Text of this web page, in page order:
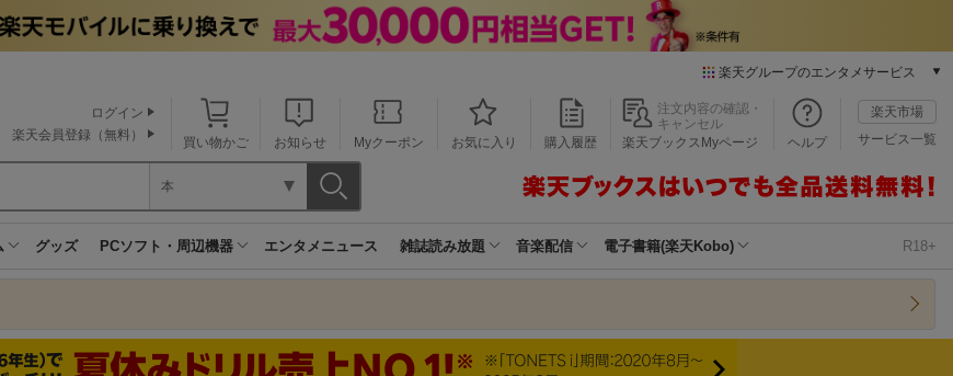
楽天グループのエンタメサービス
本/ゲーム/CD/DVD
楽天ブックス
楽天Kobo
買い物かご お知らせ Myクーポン お気に入り 購入履歴
注文内容の確認・
キャンセル
楽天ブックスMyページ
ヘルプ
楽天市場
サービス一覧
ログイン
楽天会員登録（無料）
本
グッズ PCソフト・周辺機器 エンタメニュース 雑誌読み放題 音楽配信 電子書籍(楽天Kobo) R18+